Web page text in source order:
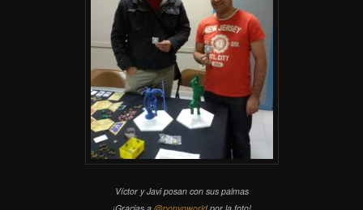
Víctor y Javi posan con sus palmas